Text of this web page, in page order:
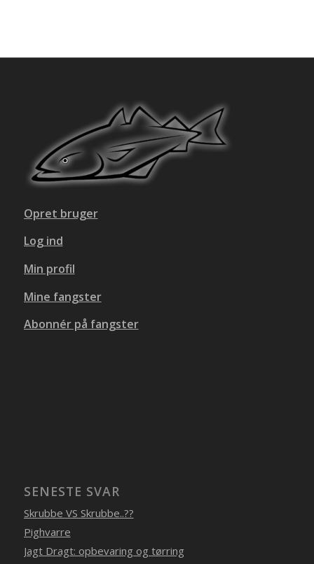
Opret bruger
Log ind
Min profil
Mine fangster
Abonnér på fangster
SENESTE SVAR
Skrubbe VS Skrubbe..??
Pighvarre
Jagt Dragt: opbevaring og tørring